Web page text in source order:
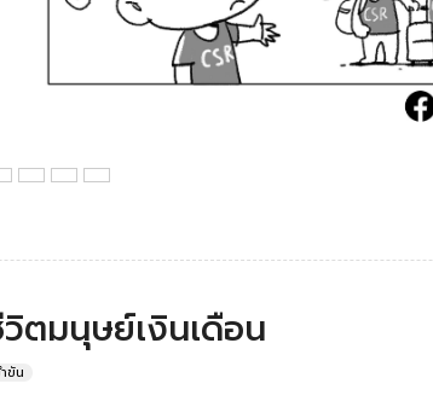
ตมนุษย์เงินเดือน
ขัน